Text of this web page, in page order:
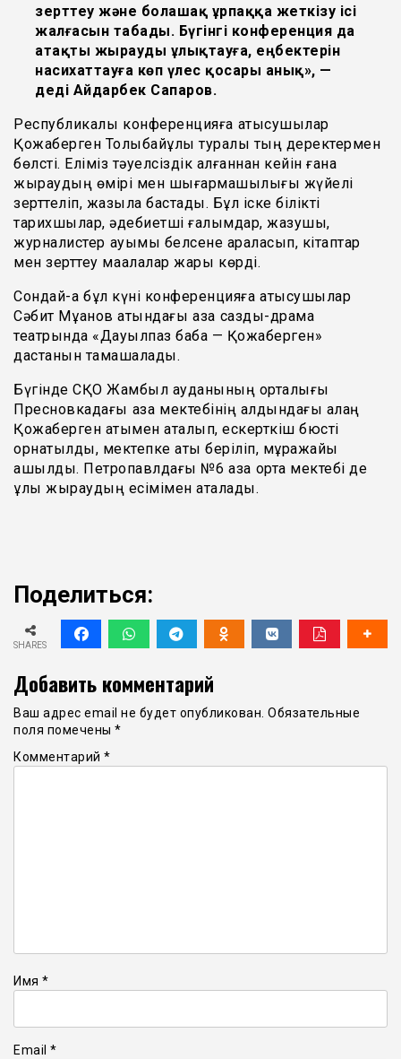
зерттеу және болашақ ұрпаққа жеткізу ісі
жалғасын табады. Бүгінгі конференция да
атақты жырауды ұлықтауға, еңбектерін
насихаттауға көп үлес қосары анық», —
деді Айдарбек Сапаров.
Республикалық конференцияға қатысушылар
Қожаберген Толыбайұлы туралы тың деректермен
бөлсті. Еліміз тәуелсіздік алғаннан кейін ғана
жыраудың өмірі мен шығармашылығы жүйелі
зерттеліп, жазыла бастады. Бұл іске білікті
тарихшылар, әдебиетші ғалымдар, жазушы,
журналистер қауымы белсене араласып, кітаптар
мен зерттеу мақалалар жарық көрді.
Сондай-ақ бұл күні конференцияға қатысушылар
Сәбит Мұқанов атындағы қазақ сазды-драма
театрында «Дауылпаз баба — Қожаберген»
дастанын тамашалады.
Бүгінде СҚО Жамбыл ауданының орталығы
Пресновкадағы қазақ мектебінің алдындағы алаң
Қожаберген атымен аталып, ескерткіш бюсті
орнатылды, мектепке аты беріліп, мұражайы
ашылды. Петропавлдағы №6 қазақ орта мектебі де
ұлы жыраудың есімімен аталады.
Поделиться:
SHARES
Добавить комментарий
Ваш адрес email не будет опубликован. Обязательные
поля помечены *
Комментарий *
Имя *
Email *